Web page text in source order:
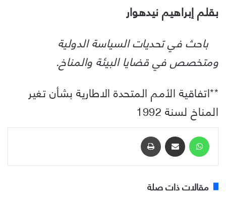
بقلم إبراهيم نيدهوار
باحث في تحديات السياسة الدولية
ومتخصص في قضايا البيئة والمناخ.
**اتفاقية الأمم المتحدة الاطارية بشأن تغير
المناخ لسنة 1992
واتساب مشاركة عبر البريد
مقالات ذات صلة